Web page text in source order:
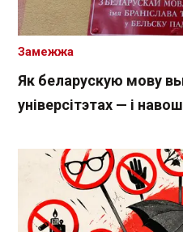
Як беларускую мову
універсітэтах — і
Замежжа